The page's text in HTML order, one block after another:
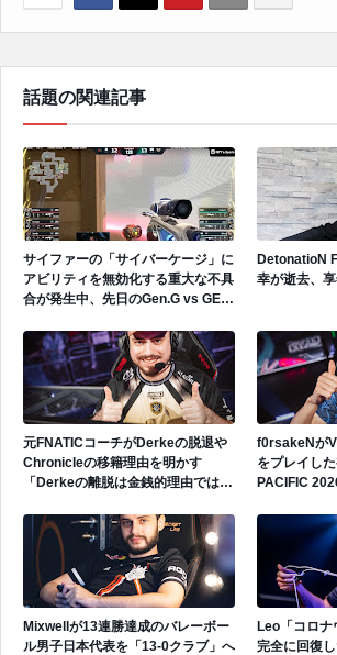
話題の関連記事
サイファーの「サイバーケージ」に
アビリティを無効化する重大な不具
合が発生中、先日のGen.G vs GEで
DetonatioN
幸が逝去、
元FNATICコーチがDerkeの脱退や
Chronicleの移籍理由を明かす
「Derkeの離脱は金銭的理由ではな
f0rsakeNが
をプレイし
PACIFIC
Mixwellが13連勝達成のバレーボー
ル男子日本代表を「13-0クラブ」へ
Leo「コロナ
完全に回復